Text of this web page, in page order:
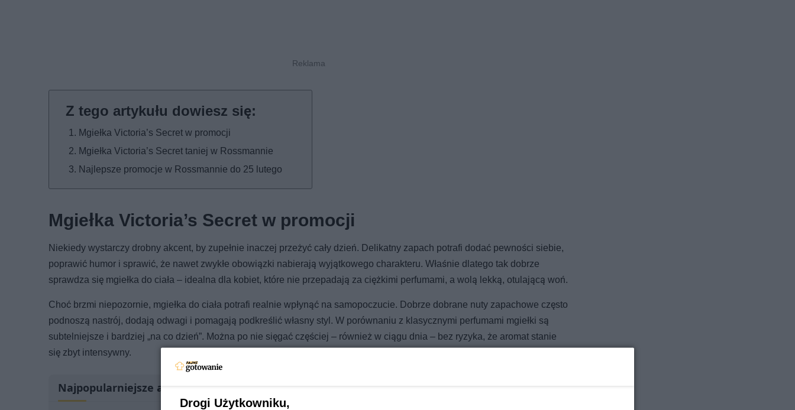
Mgiełka Victoria’s Secret w promocji
Mgiełka Victoria’s Secret taniej w Rossmannie
Najlepsze promocje w Rossmannie do 25 lutego
Mgiełka Victoria’s Secret w promocji
Niekiedy wystarczy drobny akcent, by zupełnie inaczej przeżyć cały dzień. Delikatny zapach potrafi dodać pewności siebie,
poprawić humor i sprawić, że nawet zwykłe obowiązki nabierają wyjątkowego charakteru. Właśnie dlatego tak dobrze
sprawdza się mgiełka do ciała – idealna dla kobiet, które nie przepadają za ciężkimi perfumami, a wolą lekką, otulającą woń.
Choć brzmi niepozornie, mgiełka do ciała potrafi realnie wpłynąć na samopoczucie. Dobrze dobrane nuty zapachowe często
podnoszą nastrój, dodają odwagi i pomagają podkreślić własny styl. W porównaniu z klasycznymi perfumami mgiełki są
subtelniejsze i bardziej „na co dzień”. Można po nie sięgać częściej – również w ciągu dnia – bez ryzyka, że aromat stanie
się zbyt intensywny.
Najpopularniejsze artykuły
Drogi Użytkowniku,